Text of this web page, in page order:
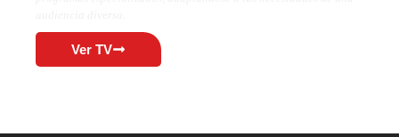
Ver TV